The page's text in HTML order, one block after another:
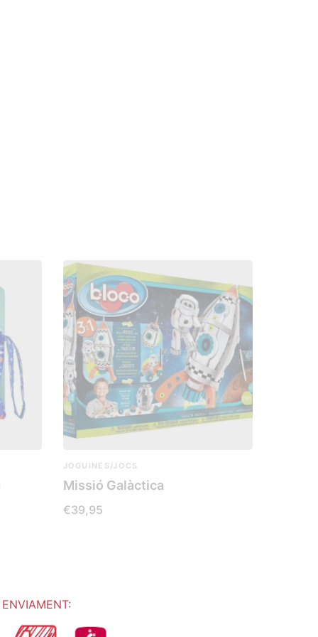
JOGUINES/JOCS
Missió Galàctica
€39,95
ENVIAMENT: